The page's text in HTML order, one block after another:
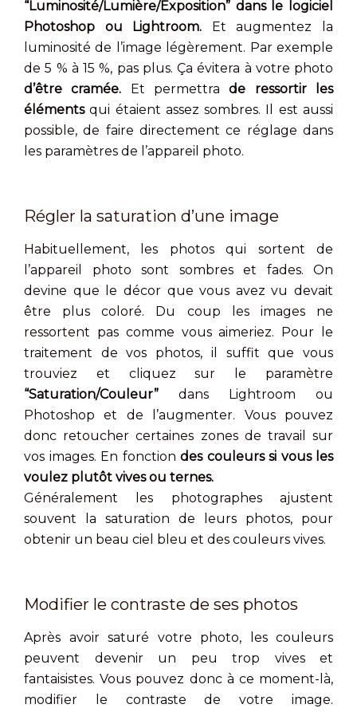
“Luminosité/Lumière/Exposition” dans le logiciel
Photoshop ou Lightroom. Et augmentez la
luminosité de l’image légèrement. Par exemple
de 5 % à 15 %, pas plus. Ça évitera à votre photo
d’être cramée. Et permettra de ressortir les
élémentsqui étaient assez sombres. Il est aussi
possible, de faire directement ce réglage dans
les paramètres de l’appareil photo.
Régler la saturation d’une image
Habituellement, les photos qui sortent de
l’appareil photo sont sombres et fades. On
devine que le décor que vous avez vu devait
être plus coloré. Du coup les images ne
ressortent pas comme vous aimeriez. Pour le
traitement de vos photos, il suffit que vous
trouviez et cliquez sur le paramètre
“Saturation/Couleur” dans Lightroom ou
Photoshop et de l’augmenter. Vous pouvez
donc retoucher certaines zones de travail sur
vos images. En fonction des couleurs si vous les
voulez plutôt vives ou ternes.
Généralement les photographes ajustent
souvent la saturation de leurs photos, pour
obtenir un beau ciel bleu et des couleurs vives.
Modifier le contraste de ses photos
Après avoir saturé votre photo, les couleurs
peuvent devenir un peu trop vives et
fantaisistes. Vous pouvez donc à ce moment-là,
modifier le contraste de votre image.